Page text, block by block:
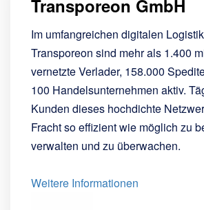
Transporeon GmbH
Im umfangreichen digitalen
Transporeon sind mehr als 1.400
vernetzte Verlader, 158.000
100 Handelsunternehmen aktiv.
Kunden dieses hochdichte
Fracht so effizient wie möglich zu
verwalten und zu überwachen.
Weitere Informationen